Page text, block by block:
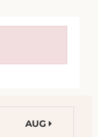
AUG